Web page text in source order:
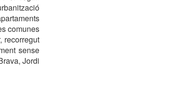
comunes
recorregut
sense
Jordi